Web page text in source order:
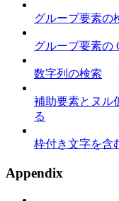
グループ要素の
グループ要素の
数字列の検索
補助要素とヌル
る
枠付き文字を含
Appendix